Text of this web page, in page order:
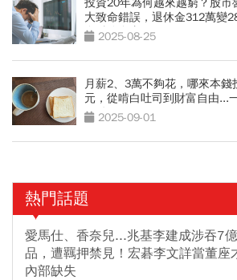
大致命錯誤，退休金312萬變
身財務自由
2025-08-25
月薪2、3萬不夠花，哪來本
元，從啃白吐司到財富自由...
關鍵2025-09-01
熱門話題
愛馬仕、香奈兒...兆基李建成涉吞7
品，遭羈押禁見！宏碁李文詳當董座
內部缺失